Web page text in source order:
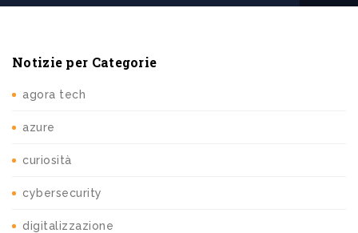
Notizie per Categorie
agora tech
azure
curiosità
cybersecurity
digitalizzazione